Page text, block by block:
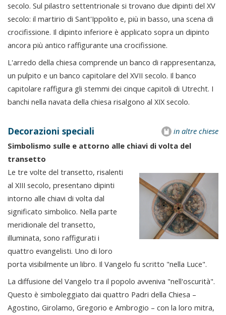
secolo. Sul pilastro settentrionale si trovano due dipinti del XV
secolo: il martirio di Sant'Ippolito e, più in basso, una scena di
crocifissione. Il dipinto inferiore è applicato sopra un dipinto
ancora più antico raffigurante una crocifissione.
L'arredo della chiesa comprende un banco di rappresentanza,
un pulpito e un banco capitolare del XVII secolo. Il banco
capitolare raffigura gli stemmi dei cinque capitoli di Utrecht. I
banchi nella navata della chiesa risalgono al XIX secolo.
in altre chiese
Decorazioni speciali
Simbolismo sulle e attorno alle chiavi di volta del
transetto
Le tre volte del transetto, risalenti
al XIII secolo, presentano dipinti
intorno alle chiavi di volta dal
significato simbolico. Nella parte
meridionale del transetto,
illuminata, sono raffigurati i
quattro evangelisti. Uno di loro
porta visibilmente un libro. Il Vangelo fu scritto "nella Luce".
La diffusione del Vangelo tra il popolo avveniva "nell'oscurità".
Questo è simboleggiato dai quattro Padri della Chiesa –
Agostino, Girolamo, Gregorio e Ambrogio – con la loro mitra,